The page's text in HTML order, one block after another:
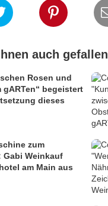
auch gefallen
Rosen und
gARTen“ begeistert
dieses
zum
Weinkauf
am Main aus